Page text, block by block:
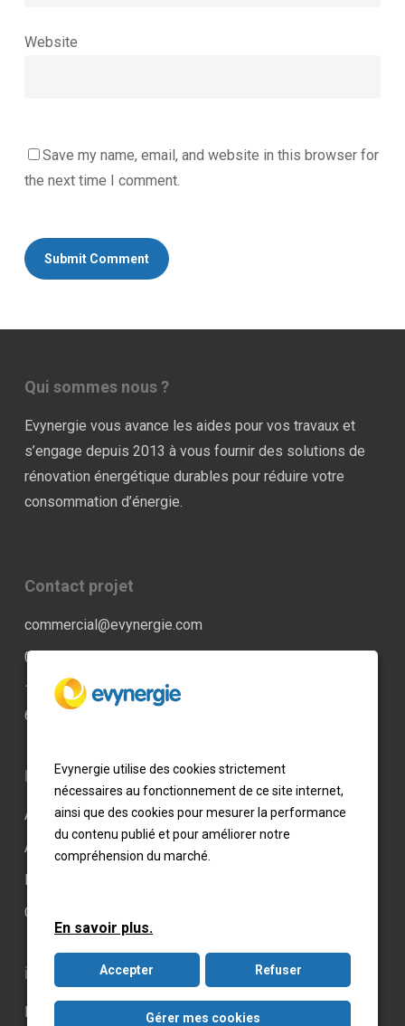
Website
Save my name, email, and website in this browser for
the next time I comment.
Qui sommes nous ?
Evynergie vous avance les aides pour vos travaux et
s’engage depuis 2013 à vous fournir des solutions de
rénovation énergétique durables pour réduire votre
consommation d’énergie.
Contact projet
commercial@evynergie.com
04 69 84 22 22
152 grande rue de saint clair
69300 Caluire et Cuire
Liens rapide
Accueil
Actualités
Contact
informations
Paramètres des cookies
Evynergie utilise des cookies strictement
nécessaires au fonctionnement de ce site internet,
ainsi que des cookies pour mesurer la performance
du contenu publié et pour améliorer notre
compréhension du marché.
En savoir plus.
Accepter Refuser
Gérer mes cookies